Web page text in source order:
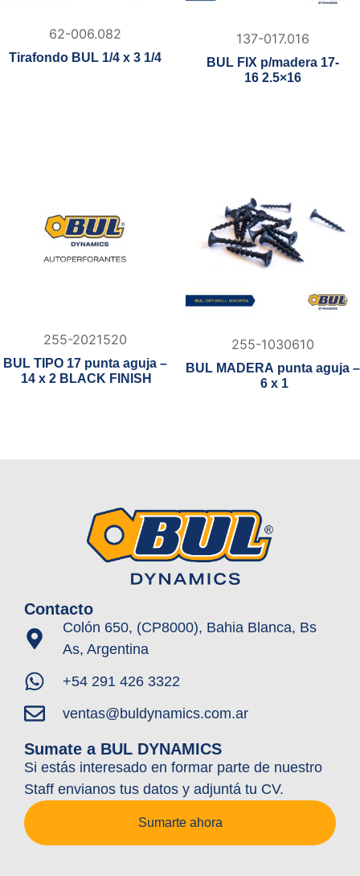
62-006.082
Tirafondo BUL 1/4 x 3 1/4
137-017.016
BUL FIX p/madera 17-
16 2.5×16
255-2021520
BUL TIPO 17 punta aguja –
14 x 2 BLACK FINISH
255-1030610
BUL MADERA punta aguja –
6 x 1
Contacto
Colón 650, (CP8000), Bahia Blanca, Bs
As, Argentina
+54 291 426 3322
ventas@buldynamics.com.ar
Sumate a BUL DYNAMICS
Si estás interesado en formar parte de nuestro
Staff envianos tus datos y adjuntá tu CV.
Sumarte ahora